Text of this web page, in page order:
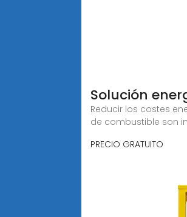
Solución
Reducir los costes
de combustible son
PRECIO GRATUITO